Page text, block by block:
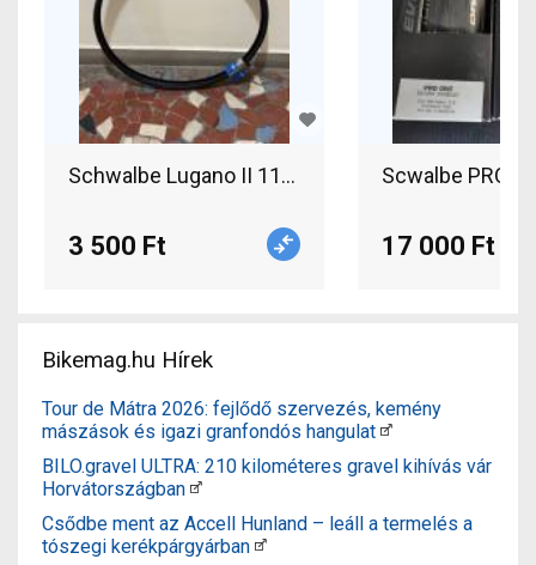
3 500 Ft 17 000 Ft
Bikemag.hu Hírek
Tour de Mátra 2026: fejlődő szervezés, kemény
mászások és igazi granfondós hangulat
BILO.gravel ULTRA: 210 kilométeres gravel kihívás vár
Horvátországban
Csődbe ment az Accell Hunland – leáll a termelés a
tószegi kerékpárgyárban